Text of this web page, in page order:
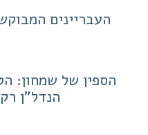
העבריינים
הספין של שמחון:
הנדל"ן